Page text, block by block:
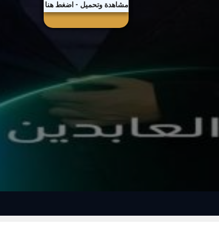
مشاهدة وتحميل - اضغط هنا